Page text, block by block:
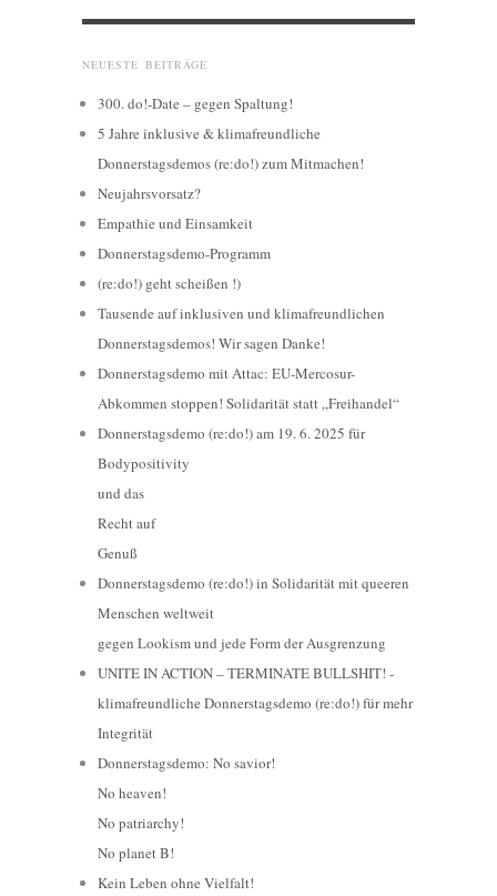
NEUESTE BEITRÄGE
300. do!-Date – gegen Spaltung!
5 Jahre inklusive & klimafreundliche
Donnerstagsdemos (re:do!) zum Mitmachen!
Neujahrsvorsatz?
Empathie und Einsamkeit
Donnerstagsdemo-Programm
(re:do!) geht scheißen !)
Tausende auf inklusiven und klimafreundlichen
Donnerstagsdemos! Wir sagen Danke!
Donnerstagsdemo mit Attac: EU-Mercosur-
Abkommen stoppen! Solidarität statt „Freihandel“
Donnerstagsdemo (re:do!) am 19. 6. 2025 für
Bodypositivity
und das
Recht auf
Genuß
Donnerstagsdemo (re:do!) in Solidarität mit queeren
Menschen weltweit
gegen Lookism und jede Form der Ausgrenzung
UNITE IN ACTION – TERMINATE BULLSHIT! -
klimafreundliche Donnerstagsdemo (re:do!) für mehr
Integrität
Donnerstagsdemo: No savior!
No heaven!
No patriarchy!
No planet B!
Kein Leben ohne Vielfalt!